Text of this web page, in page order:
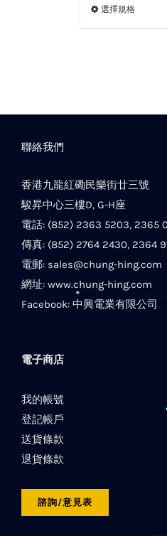
選擇規格
聯絡我們
香港九龍紅磡民樂街廿三號
駿昇中心三樓D, G-H座
電話: (852) 2363 5203, 2365
傳真: (852) 2764 2430, 2364
電郵: sales@chung-hing.com
網址: www.chung-hing.com
Facebook: 中興電業有限公司
電子商店
我的帳號
登記帳戶
送貨條款
退貨條款
諮詢/意見表